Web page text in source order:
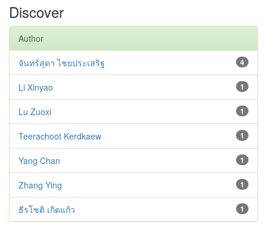
Discover
Author
4
จันทร์สุดา ไชยประเสริฐ
1
Li Xinyao
1
Lu Zuoxi
1
Teerachoot Kerdkaew
1
Yang Chan
1
Zhang Ying
1
ธีรโชติ เกิดแก้ว